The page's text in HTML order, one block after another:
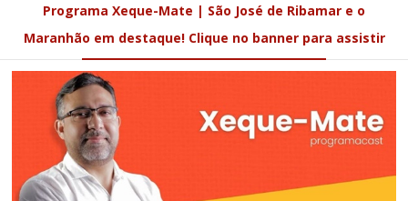
Programa Xeque-Mate | São José de Ribamar e o
Maranhão em destaque! Clique no banner para assistir